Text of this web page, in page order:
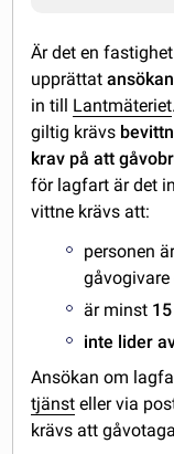
Är det en
upprättat
in till Lantmäteriet
giltig krävs
krav på att
för lagfart är det
vittne krävs att:
personen
gåvogivare
är minst
inte lider
Ansökan om
tjänst eller via
krävs att